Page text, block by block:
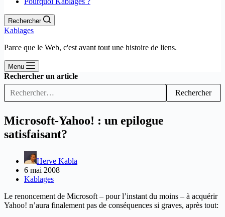
Rechercher
Kablages
Parce que le Web, c'est avant tout une histoire de liens.
Menu
Rechercher un article
Rechercher
Microsoft-Yahoo! : un epilogue
satisfaisant?
Herve Kabla
6 mai 2008
Kablages
Le renoncement de Microsoft – pour l’instant du moins – à acquérir
Yahoo! n’aura finalement pas de conséquences si graves, après tout: